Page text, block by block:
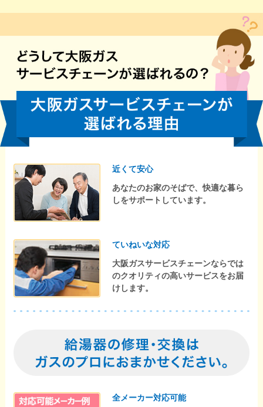
近くて安心
あなたのお家のそばで、快適な暮ら
しをサポートしています。
ていねいな対応
大阪ガスサービスチェーンならでは
のクオリティの高いサービスをお届
けします。
全メーカー対応可能